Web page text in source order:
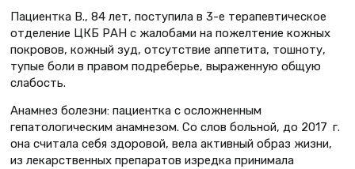
Пациентка В., 84 лет, поступила в 3-е терапевтическое
отделение ЦКБ РАН с жалобами на пожелтение кожных
покровов, кожный зуд, отсутствие аппетита, тошноту,
тупые боли в правом подреберье, выраженную общую
слабость.
Анамнез болезни: пациентка с осложненным
гепатологическим анамнезом. Со слов больной, до 2017 г.
она считала себя здоровой, вела активный образ жизни,
из лекарственных препаратов изредка принимала